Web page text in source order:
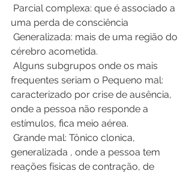
uma perda de consciência
cérebro acometida.
frequentes seriam o Pequeno mal:
caracterizado por crise de ausência,
onde a pessoa não responde a
estímulos, fica meio aérea.
generalizada , onde a pessoa tem
reações físicas de contração, de